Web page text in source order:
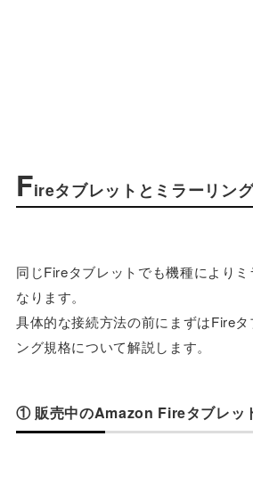
Fireタブレットとミラーリン
同じFireタブレットでも機種により
なります。
具体的な接続方法の前にまずはFireタ
ング規格について解説します。
① 販売中のAmazon Fireタブレッ